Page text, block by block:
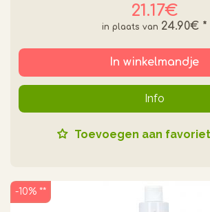
21.17€
24.90€ *
In winkelmandje
Info
Toevoegen aan
-10% **